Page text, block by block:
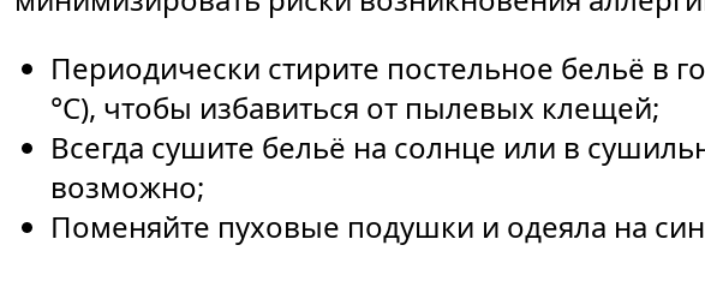
Периодически стирите постельное бельё в
°C), чтобы избавиться от пылевых клещей;
Всегда сушите бельё на солнце или в
возможно;
Поменяйте пуховые подушки и одеяла на